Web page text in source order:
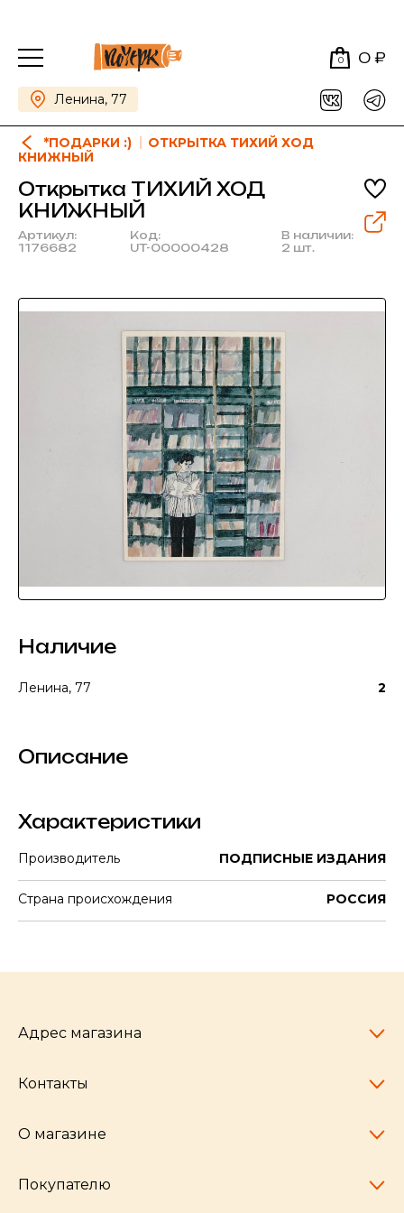
0 0 ₽
Ленина, 77
*ПОДАРКИ :)
ОТКРЫТКА ТИХИЙ ХОД
КНИЖНЫЙ
Открытка ТИХИЙ ХОД
КНИЖНЫЙ
Артикул:
1176682
Код:
UT-00000428
В наличии:
2 шт.
Наличие
Ленина, 77 2
Описание
Характеристики
Производитель ПОДПИСНЫЕ ИЗДАНИЯ
Страна происхождения РОССИЯ
Адрес магазина
Челябинск,
Контакты
pocherkartshop@mail.ru
hello@pocherkartshop.ru
О магазине
Наши истории
Покупателю